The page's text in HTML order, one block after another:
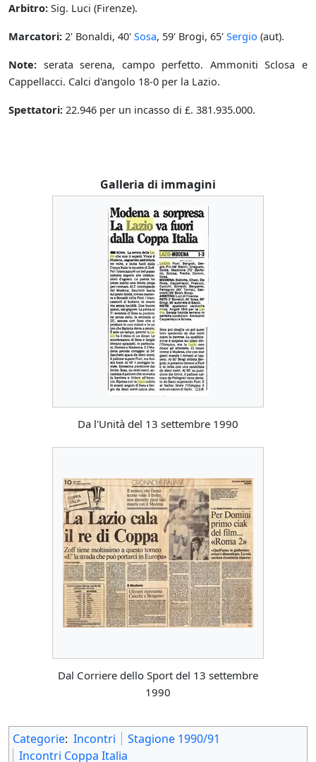
Arbitro: Sig. Luci (Firenze).
Marcatori: 2' Bonaldi, 40' Sosa, 59' Brogi, 65' Sergio (aut).
Note: serata serena, campo perfetto. Ammoniti Sclosa e
Cappellacci. Calci d'angolo 18-0 per la Lazio.
Spettatori: 22.946 per un incasso di £. 381.935.000.
Galleria di immagini
Da l'Unità del 13 settembre 1990
Dal Corriere dello Sport del 13 settembre
1990
Categorie: Incontri
Stagione 1990/91
Incontri Coppa Italia